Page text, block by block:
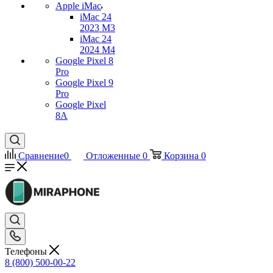
Apple iMac
iMac 24
2023 M3
iMac 24
2024 M4
Google Pixel 8
Pro
Google Pixel 9
Pro
Google Pixel
8A
Сравнение0 Отложенные 0 Корзина 0
Телефоны
8 (800) 500-00-22